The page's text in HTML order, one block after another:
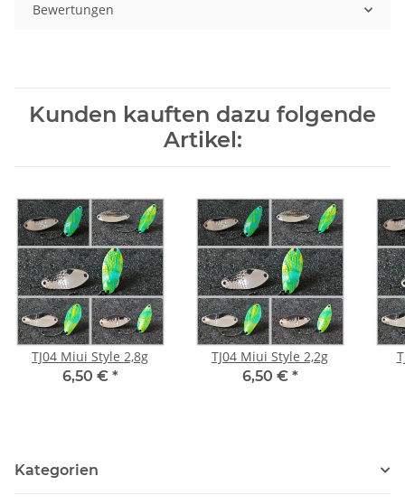
Bewertungen
Kunden kauften dazu folgende
Artikel:
TJ04 Miui Style 2,8g
6,50 € *
TJ04 Miui Style 2,2g
6,50 € *
Kategorien